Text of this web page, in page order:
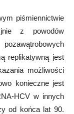
piśmiennictwie
z powodów
replikatywną jest
możliwości
konieczne jest
HCV w innych
od końca lat 90.